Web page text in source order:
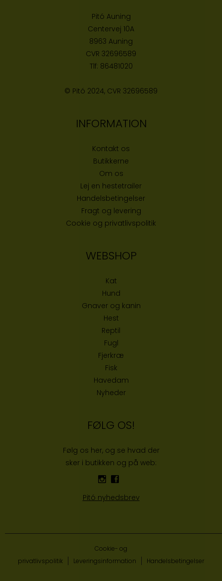
Pitó Auning
Centervej 10A
8963 Auning
CVR 32696589
Tlf: 86481020
© Pitó 2024, CVR 32696589
INFORMATION
Kontakt os
Butikkerne
Om os
Lej en hestetrailer
Handelsbetingelser
Fragt og levering
Cookie og privatlivspolitik
WEBSHOP
Kat
Hund
Gnaver og kanin
Hest
Reptil
Fugl
Fjerkræ
Fisk
Havedam
Nyheder
FØLG OS!
Følg os her, og se hvad der
sker i butikken og på web:
Pitó nyhedsbrev
Cookie- og
privatlivspolitik
Leveringsinformation Handelsbetingelser